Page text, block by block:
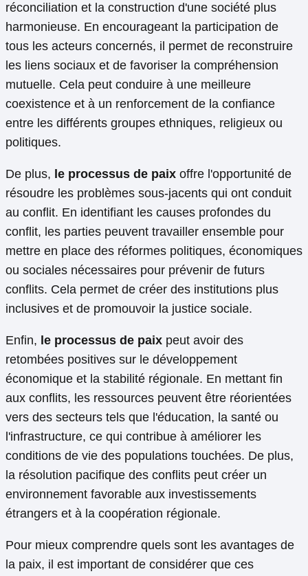
réconciliation et la construction d'une société plus
harmonieuse. En encourageant la participation de
tous les acteurs concernés, il permet de reconstruire
les liens sociaux et de favoriser la compréhension
mutuelle. Cela peut conduire à une meilleure
coexistence et à un renforcement de la confiance
entre les différents groupes ethniques, religieux ou
politiques.
De plus, le processus de paix offre l'opportunité de
résoudre les problèmes sous-jacents qui ont conduit
au conflit. En identifiant les causes profondes du
conflit, les parties peuvent travailler ensemble pour
mettre en place des réformes politiques, économiques
ou sociales nécessaires pour prévenir de futurs
conflits. Cela permet de créer des institutions plus
inclusives et de promouvoir la justice sociale.
Enfin, le processus de paix peut avoir des
retombées positives sur le développement
économique et la stabilité régionale. En mettant fin
aux conflits, les ressources peuvent être réorientées
vers des secteurs tels que l'éducation, la santé ou
l'infrastructure, ce qui contribue à améliorer les
conditions de vie des populations touchées. De plus,
la résolution pacifique des conflits peut créer un
environnement favorable aux investissements
étrangers et à la coopération régionale.
Pour mieux comprendre quels sont les avantages de
la paix, il est important de considérer que ces